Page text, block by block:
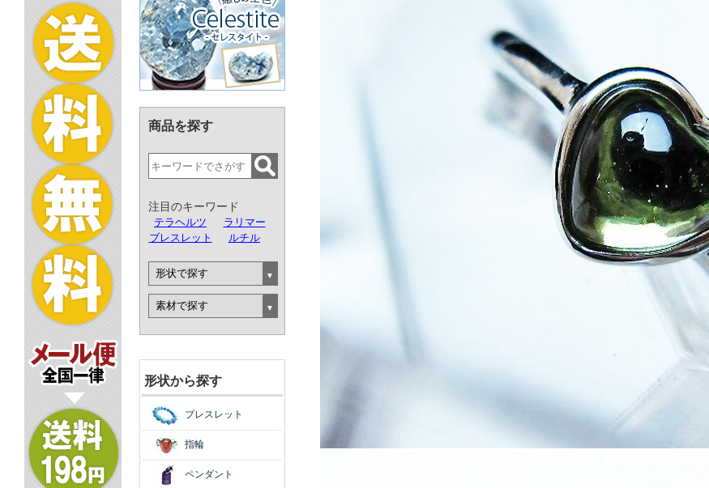
商品を探す
注目のキーワード
テラヘルツ
ラリマー
ブレスレット
ルチル
形状から探す
ブレスレット
指輪
ペンダント